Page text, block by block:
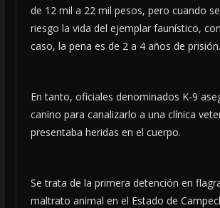
de 12 mil a 22 mil pesos, pero cuando
riesgo la vida del ejemplar faunístico,
caso, la pena es de 2 a 4 años de prisión.
En tanto, oficiales denominados K-9
canino para canalizarlo a una clínica
presentaba heridas en el cuerpo.
Se trata de la primera detención en
maltrato animal en el Estado de